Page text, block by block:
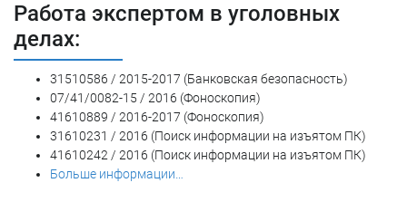
Работа экспертом в уголовных
делах:
31510586 / 2015-2017 (Банковская безопасность)
07/41/0082-15 / 2016 (Фоноскопия)
41610889 / 2016-2017 (Фоноскопия)
31610231 / 2016 (Поиск информации на изъятом ПК)
41610242 / 2016 (Поиск информации на изъятом ПК)
Больше информации…